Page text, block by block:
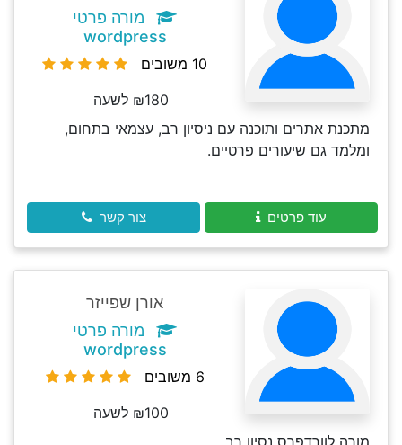
מורה פרטי
wordpress
10 משובים
₪180 לשעה
מתכנת אתרים ותוכנה עם ניסיון רב, עצמאי בתחום,
ומלמד גם שיעורים פרטיים.
עוד פרטים צור קשר
אורן שפייזר
מורה פרטי
wordpress
6 משובים
₪100 לשעה
מורה לוורדפרס נסיון רב